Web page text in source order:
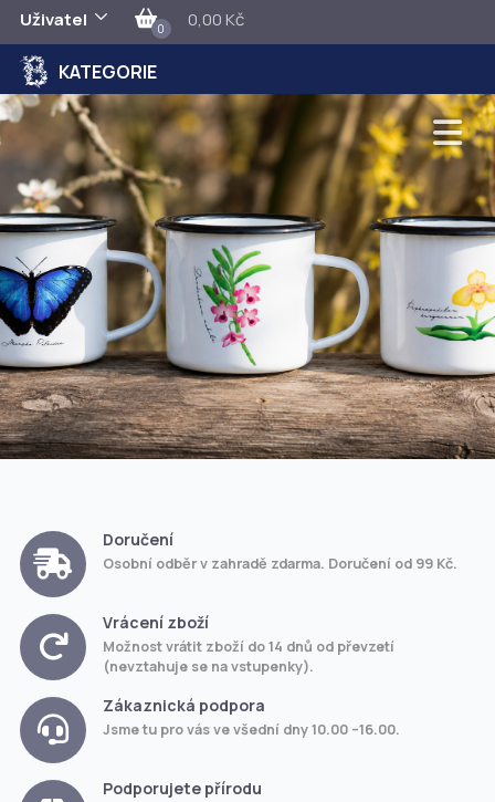
Uživatel 0 0,00 Kč
KATEGORIE
Doručení
Osobní odběr v zahradě zdarma. Doručení od 99 Kč.
Vrácení zboží
Možnost vrátit zboží do 14 dnů od převzetí
(nevztahuje se na vstupenky).
Zákaznická podpora
Jsme tu pro vás ve všední dny 10.00 –16.00.
Podporujete přírodu